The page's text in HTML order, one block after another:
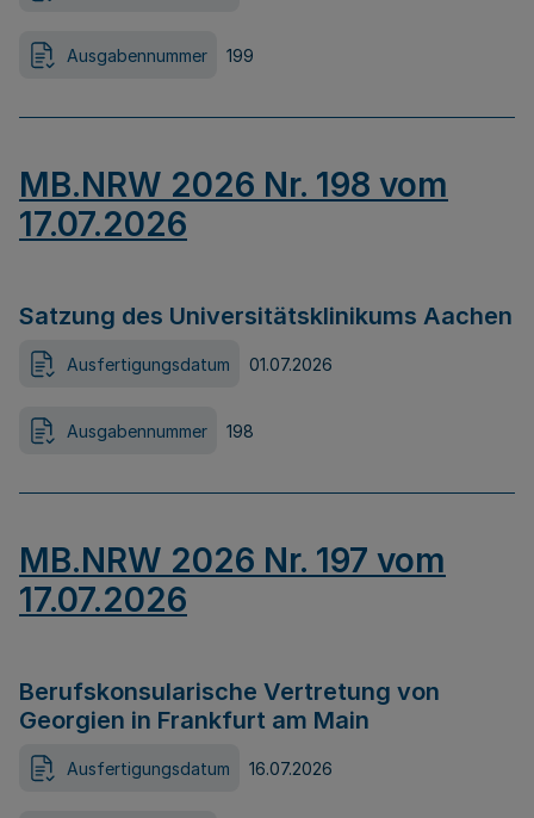
Ausgabennummer 199
MB.NRW 2026 Nr. 198 vom
17.07.2026
Satzung des Universitätsklinikums Aachen
Ausfertigungsdatum 01.07.2026
Ausgabennummer 198
MB.NRW 2026 Nr. 197 vom
17.07.2026
Berufskonsularische Vertretung von
Georgien in Frankfurt am Main
Ausfertigungsdatum 16.07.2026